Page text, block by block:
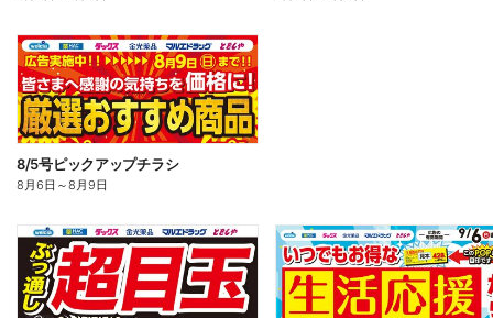
8/5号ピックアップチラシ
8月6日 ～8月9日